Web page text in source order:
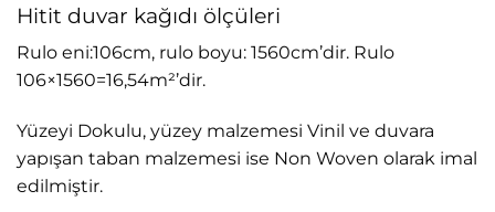
Hitit duvar kağıdı ölçüleri
Rulo eni:106cm, rulo boyu: 1560cm’dir. Rulo
106×1560=16,54m²’dir.
Yüzeyi Dokulu, yüzey malzemesi Vinil ve duvara
yapışan taban malzemesi ise Non Woven olarak imal
edilmiştir.